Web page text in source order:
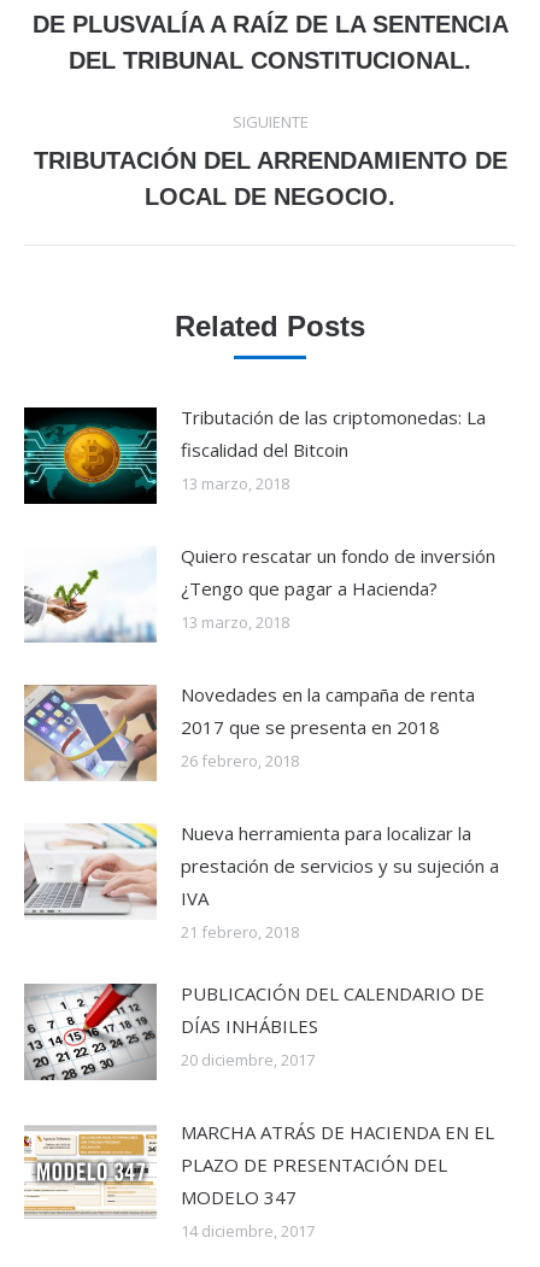
publicacionesPublicación
anterior:
DE PLUSVALÍA A RAÍZ DE LA SENTENCIA
DEL TRIBUNAL CONSTITUCIONAL.
SIGUIENTE
Publicación
siguiente:
TRIBUTACIÓN DEL ARRENDAMIENTO DE
LOCAL DE NEGOCIO.
Related Posts
Tributación de las criptomonedas: La
fiscalidad del Bitcoin
13 marzo, 2018
Quiero rescatar un fondo de inversión
¿Tengo que pagar a Hacienda?
13 marzo, 2018
Novedades en la campaña de renta
2017 que se presenta en 2018
26 febrero, 2018
Nueva herramienta para localizar la
prestación de servicios y su sujeción a
IVA
21 febrero, 2018
PUBLICACIÓN DEL CALENDARIO DE
DÍAS INHÁBILES
20 diciembre, 2017
MARCHA ATRÁS DE HACIENDA EN EL
PLAZO DE PRESENTACIÓN DEL
MODELO 347
14 diciembre, 2017